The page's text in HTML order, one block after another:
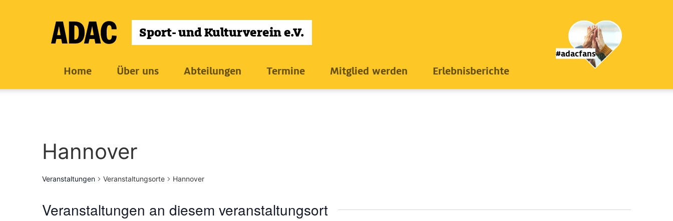
Home Über uns Abteilungen Termine Mitglied werden Erlebnisberichte
#adacfans
Hannover
Veranstaltungen Veranstaltungsorte Hannover
Veranstaltungen an diesem veranstaltungsort